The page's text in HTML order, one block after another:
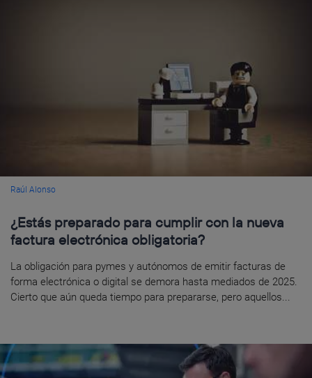
Raúl Alonso
¿Estás preparado para cumplir con la nueva
factura electrónica obligatoria?
La obligación para pymes y autónomos de emitir facturas de
forma electrónica o digital se demora hasta mediados de 2025.
Cierto que aún queda tiempo para prepararse, pero aquellos...